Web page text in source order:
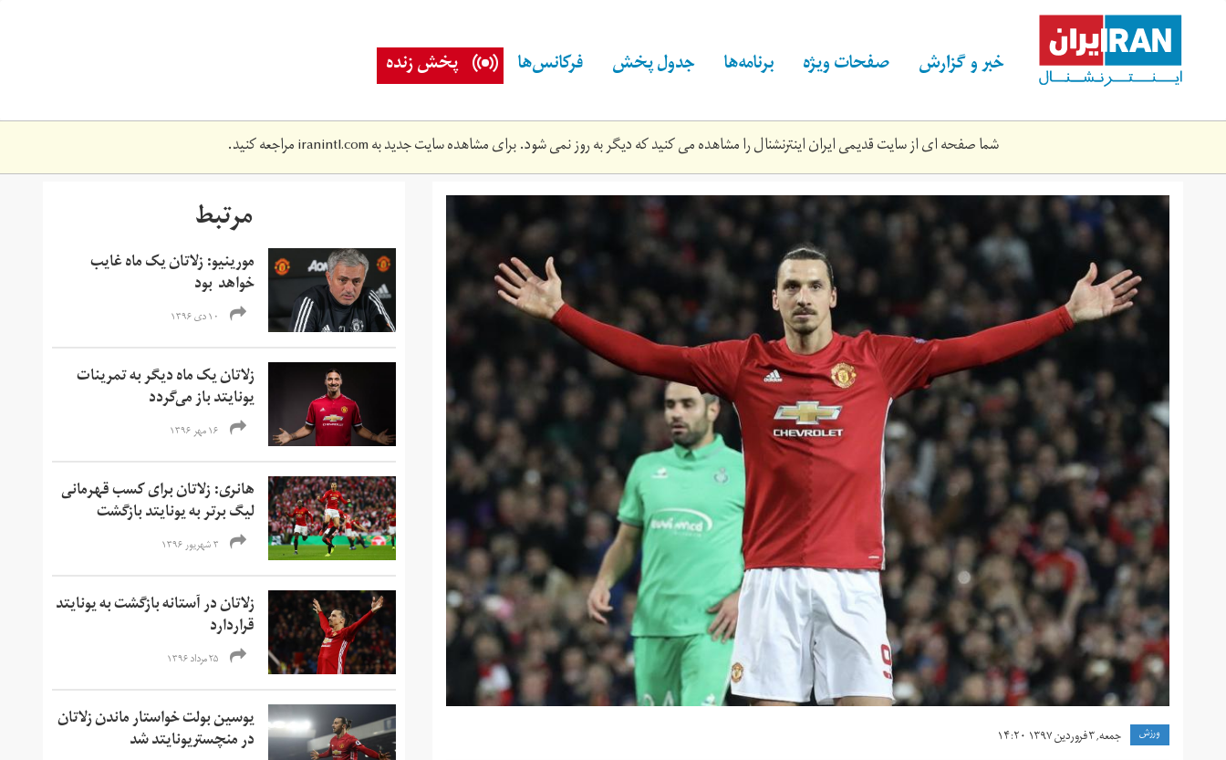
content خبر و گزارش صفحات ویژه برنامه‌ها جدول پخش فرکانس‌ها پخش زنده
شما صفحه ای از سایت قدیمی ایران اینترنشنال را مشاهده می کنید که دیگر به روز نمی شود. برای مشاهده سایت جدید بهiranintl.comمراجعه کنید.
dy5b76wxkaa4jwe.jpg
ورزش جمعه, ۳ فروردین ۱۳۹۷ ۱۴:۲۰
مرتبط
مورینیو: زلاتان یک ماه غایب
خواهد بود
۱۰ دی ۱۳۹۶
زلاتان یک ماه دیگر به تمرینات
یونایتد باز می‌گردد
۱۶ مهر ۱۳۹۶
هانری: زلاتان برای کسب قهرمانی
لیگ برتر به یونایتد بازگشت
۳ شهریور ۱۳۹۶
زلاتان در آستانه بازگشت به یونایتد
قراردارد
۲۵ مرداد ۱۳۹۶
یوسین بولت خواستار ماندن زلاتان
در منچستریونایتد شد